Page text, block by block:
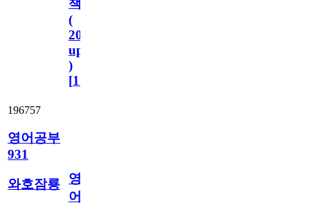
책
(
2023.11.1
update
)
[110
196757
영어공부
931
와호잠룡
영
어